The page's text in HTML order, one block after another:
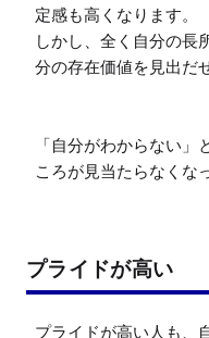
定感も高くなります。
しかし、全く自分の長
分の存在価値を見出だ
「自分がわからない
ころが見当たらなくな
プライドが高い
プライドが高い人も、